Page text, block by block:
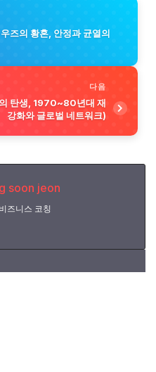
, 안정과 균열의
다음
강화와 글로벌 네트워크)
soon jeon
즈니스 코칭